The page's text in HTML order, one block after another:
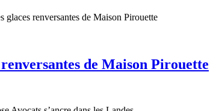
de Maison Pirouette